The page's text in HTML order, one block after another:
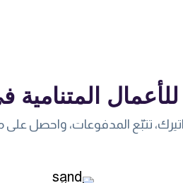
المتنامية
تتبّع المدفوعات، واحصل